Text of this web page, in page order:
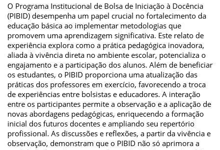
O Programa Institucional de Bolsa de Iniciação à Docência
(PIBID) desempenha um papel crucial no fortalecimento da
educação básica ao implementar metodologias que
promovem uma aprendizagem significativa. Este relato de
experiência explora como a prática pedagógica inovadora,
aliada à vivência direta no ambiente escolar, potencializa o
engajamento e a participação dos alunos. Além de beneficiar
os estudantes, o PIBID proporciona uma atualização das
práticas dos professores em exercício, favorecendo a troca
de experiências entre bolsistas e educadores. A interação
entre os participantes permite a observação e a aplicação de
novas abordagens pedagógicas, enriquecendo a formação
inicial dos futuros docentes e ampliando seu repertório
profissional. As discussões e reflexões, a partir da vivência e
observação, demonstram que o PIBID não só aprimora a